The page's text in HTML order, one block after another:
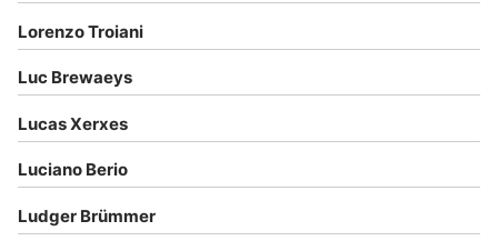
Lorenzo Troiani
Luc Brewaeys
Lucas Xerxes
Luciano Berio
Ludger Brümmer